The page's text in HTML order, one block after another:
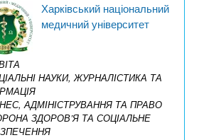
Харківський національний
медичний університет
НАУКИ, ЖУРНАЛІСТИКА ТА
АДМІНІСТРУВАННЯ ТА ПРАВО
ЗДОРОВ’Я ТА СОЦІАЛЬНЕ